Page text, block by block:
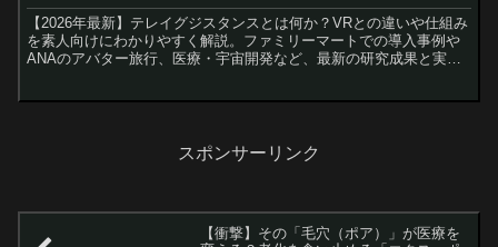
開発への応用まで徹底解説
【2026年最新】テレイグジスタンスとは何か？VRとの違いや仕組み
を素人向けにわかりやすく解説。ファミリーマートでの導入事例や
ANAのアバター旅行、医療・宇宙開発など、最新の研究成果と実例
ります。日本発の技術が描く「ドラえもん」のような世界はもう目
スポンサーリンク
【衝撃】その「毛穴（ポア）」が医療を